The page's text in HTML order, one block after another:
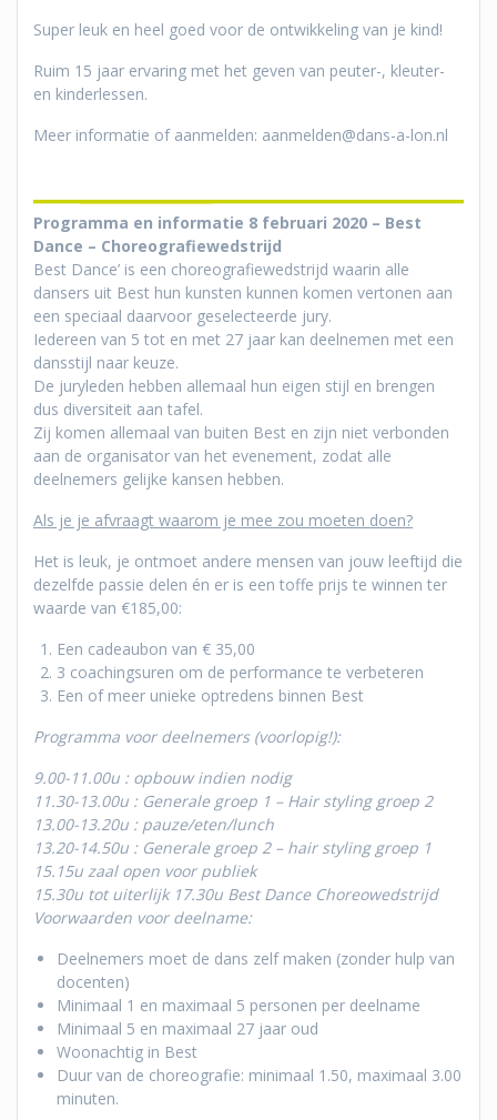
Super leuk en heel goed voor de ontwikkeling van je kind!
Ruim 15 jaar ervaring met het geven van peuter-, kleuter-
en kinderlessen.
Meer informatie of aanmelden: aanmelden@dans-a-lon.nl
Programma en informatie 8 februari 2020 – Best
Dance – Choreografiewedstrijd
Best Dance’ is een choreografiewedstrijd waarin alle
dansers uit Best hun kunsten kunnen komen vertonen aan
een speciaal daarvoor geselecteerde jury.
Iedereen van 5 tot en met 27 jaar kan deelnemen met een
dansstijl naar keuze.
De juryleden hebben allemaal hun eigen stijl en brengen
dus diversiteit aan tafel.
Zij komen allemaal van buiten Best en zijn niet verbonden
aan de organisator van het evenement, zodat alle
deelnemers gelijke kansen hebben.
Als je je afvraagt waarom je mee zou moeten doen?
Het is leuk, je ontmoet andere mensen van jouw leeftijd die
dezelfde passie delen én er is een toffe prijs te winnen ter
waarde van €185,00:
Een cadeaubon van € 35,00
3 coachingsuren om de performance te verbeteren
Een of meer unieke optredens binnen Best
Programma voor deelnemers (voorlopig!):
9.00-11.00u : opbouw indien nodig
11.30-13.00u : Generale groep 1 – Hair styling groep 2
13.00-13.20u : pauze/eten/lunch
13.20-14.50u : Generale groep 2 – hair styling groep 1
15.15u zaal open voor publiek
15.30u tot uiterlijk 17.30u Best Dance Choreowedstrijd
Voorwaarden voor deelname:
Deelnemers moet de dans zelf maken (zonder hulp van
docenten)
Minimaal 1 en maximaal 5 personen per deelname
Minimaal 5 en maximaal 27 jaar oud
Woonachtig in Best
Duur van de choreografie: minimaal 1.50, maximaal 3.00
minuten.